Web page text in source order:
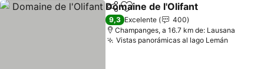
CompartirAñadir a favoritos
Domaine de l'Olifant
9,3 Excelente
400
Champanges, a 16.7 km de: Lausana
Vistas panorámicas al lago Lemán